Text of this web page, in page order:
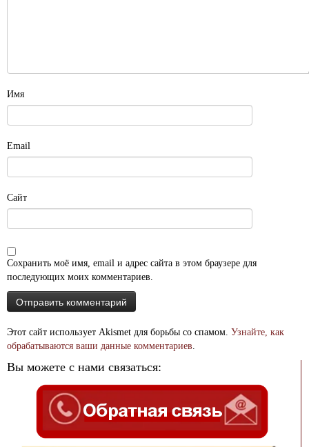
Имя
Email
Сайт
Сохранить моё имя, email и адрес сайта в этом браузере для
последующих моих комментариев.
Этот сайт использует Akismet для борьбы со спамом. Узнайте, как
обрабатываются ваши данные комментариев.
Вы можете с нами связаться: